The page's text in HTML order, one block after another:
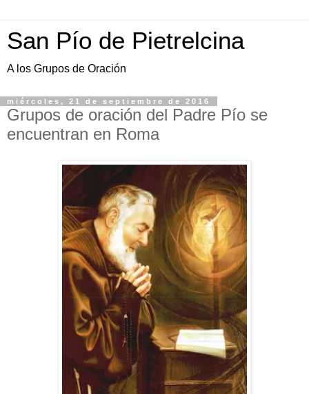
San Pío de Pietrelcina
A los Grupos de Oración
miércoles, 21 de septiembre de 2016
Grupos de oración del Padre Pío se
encuentran en Roma